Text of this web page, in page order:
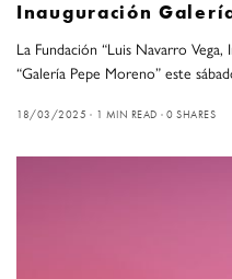
Inauguración
La Fundación “Luis Navarro
“Galería Pepe Moreno” este
18/03/2025 1 MIN READ 0 SHARES